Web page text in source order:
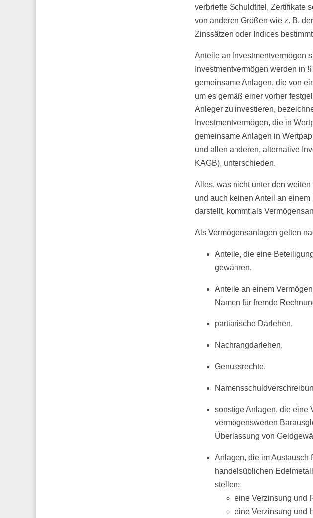
verbriefte Schuldtitel, Zertifikate
von anderen Größen wie z. B.
Zinssätzen oder Indices
Anteile an Investmentvermögen
Investmentvermögen werden in
gemeinsame Anlagen, die von
um es gemäß einer vorher
Anleger zu investieren,
Investmentvermögen, die in
gemeinsame Anlagen in
und allen anderen, alternative
KAGB), unterschieden.
Alles, was nicht unter den weiten
und auch keinen Anteil an
darstellt, kommt als
Als Vermögensanlagen gelten
Anteile, die eine
gewähren,
Anteile an einem
Namen für fremde
partiarische Darlehen,
Nachrangdarlehen,
Genussrechte,
sonstige Anlagen, die eine
vermögenswerten
Überlassung von
Anlagen, die im Austausch
handelsüblichen
stellen:
eine Verzinsung und
eine Verzinsung und